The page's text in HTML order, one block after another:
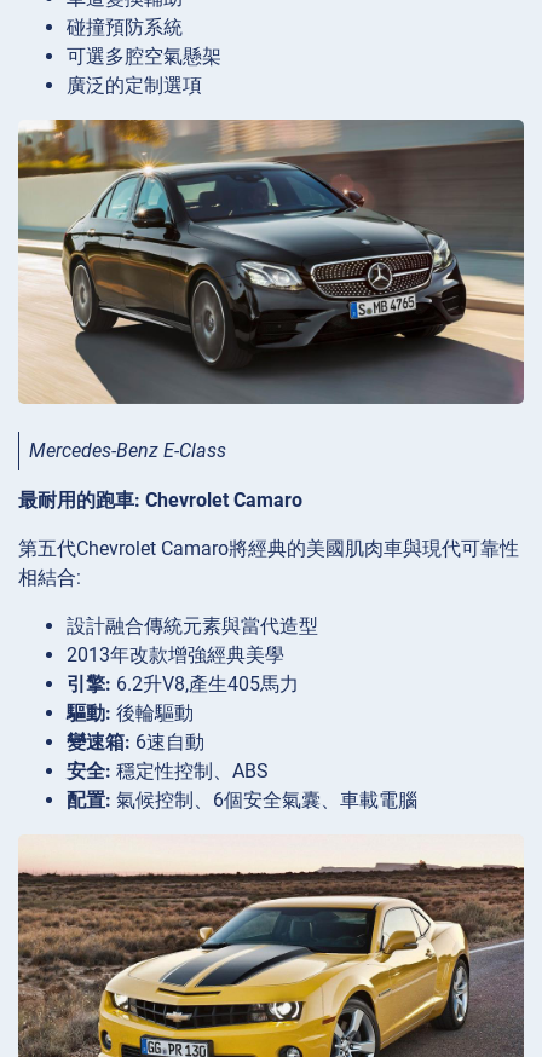
碰撞預防系統
可選多腔空氣懸架
廣泛的定制選項
Mercedes-Benz E-Class
最耐用的跑車: Chevrolet Camaro
第五代Chevrolet Camaro將經典的美國肌肉車與現代可靠性
相結合:
設計融合傳統元素與當代造型
2013年改款增強經典美學
引擎: 6.2升V8,產生405馬力
驅動: 後輪驅動
變速箱: 6速自動
安全: 穩定性控制、ABS
配置: 氣候控制、6個安全氣囊、車載電腦